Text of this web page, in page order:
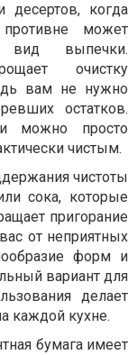
десертов, когда
может
выпечки.
очистку
вам не нужно
остатков.
можно просто
чистым.
чистоты
сока, которые
пригорание
от неприятных
форм и
вариант для
делает
каждой кухне.
бумага имеет